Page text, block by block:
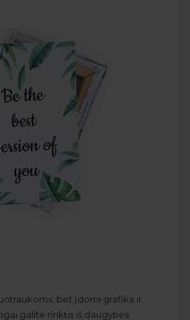
bet įdomi grafika ir
galite rinktis iš daugybės